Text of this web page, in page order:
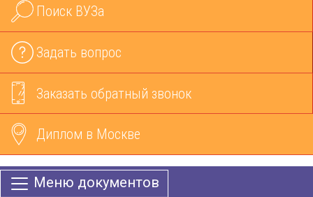
Поиск ВУЗа
Задать вопрос
Заказать обратный звонок
Диплом в Москве
Меню документов